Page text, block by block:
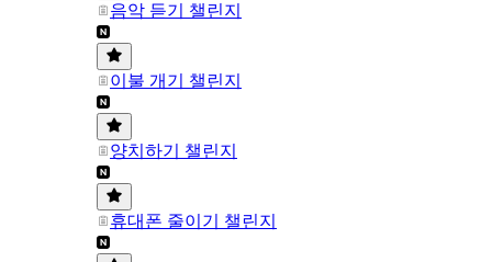
음악 듣기 챌린지
이불 개기 챌린지
양치하기 챌린지
휴대폰 줄이기 챌린지